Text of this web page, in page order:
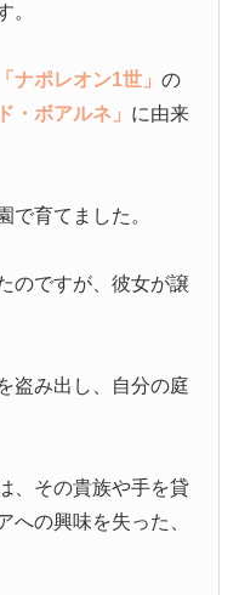
。
「ナポレオン1世」の
・ボアルネ」 に由来
で育てました。
のですが、彼女が譲
盗み出し、自分の庭
、その貴族や手を貸
への興味を失った、